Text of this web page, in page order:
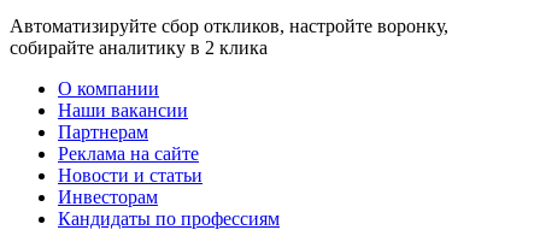
Автоматизируйте сбор откликов, настройте воронку,
собирайте аналитику в 2 клика
О компании
Наши вакансии
Партнерам
Реклама на сайте
Новости и статьи
Инвесторам
Кандидаты по профессиям